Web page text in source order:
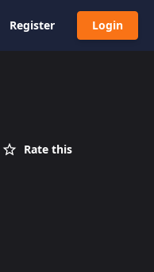
Register Login
Rate this